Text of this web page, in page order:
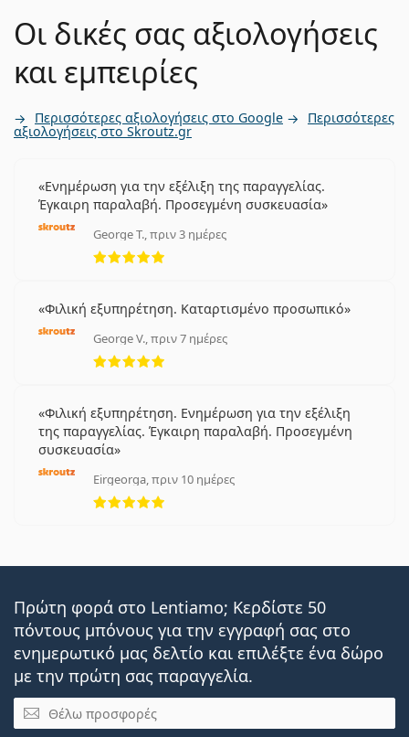
Οι δικές σας αξιολογήσεις
και εμπειρίες
Περισσότερες αξιολογήσεις στο Google Περισσότερες
αξιολογήσεις στο Skroutz.gr
Ενημέρωση για την εξέλιξη της παραγγελίας.
Έγκαιρη παραλαβή. Προσεγμένη συσκευασία
George T., πριν 3 ημέρες
5 αξιολογήσεις από 5
Φιλική εξυπηρέτηση. Καταρτισμένο προσωπικό
George V., πριν 7 ημέρες
5 αξιολογήσεις από 5
Φιλική εξυπηρέτηση. Ενημέρωση για την εξέλιξη
της παραγγελίας. Έγκαιρη παραλαβή. Προσεγμένη
συσκευασία
Eirgeorga, πριν 10 ημέρες
5 αξιολογήσεις από 5
Πρώτη φορά στο Lentiamo; Κερδίστε 50
πόντους μπόνους για την εγγραφή σας στο
ενημερωτικό μας δελτίο και επιλέξτε ένα δώρο
με την πρώτη σας παραγγελία.
Email